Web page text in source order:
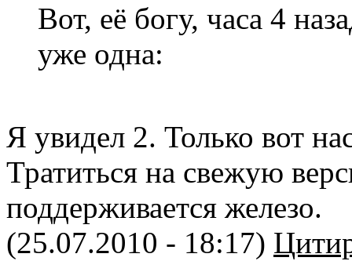
Вот, её богу, часа 4
уже одна:
Я увидел 2. Только вот
Тратиться на свежую
поддерживается железо.
(25.07.2010 - 18:17)